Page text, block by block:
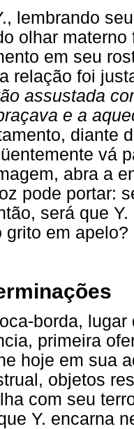
lembrando
olhar
em seu
relação foi
assustada
e a
diante
vá
abra a
pode portar:
será que
grito em apelo?
borda,
primeira
hoje em sua
objetos
com seu
Y. encarna